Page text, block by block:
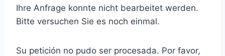
Ihre Anfrage konnte nicht bearbeitet werden.
Bitte versuchen Sie es noch einmal.
Su petición no pudo ser procesada. Por favor,